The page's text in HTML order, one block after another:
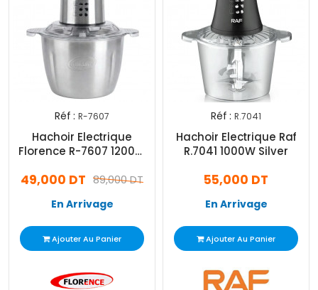
Réf : R-7607
Hachoir Electrique
Florence R-7607 1200W
89,000 DT
49,000 DT
En Arrivage
Ajouter Au Panier
Réf : R.7041
Hachoir Electrique Raf
R.7041 1000W Silver
55,000 DT
En Arrivage
Ajouter Au Panier